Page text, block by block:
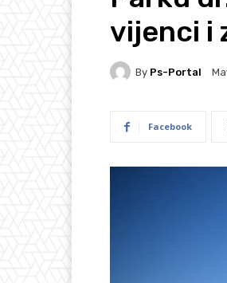
vijenci i
By Ps-Portal
Facebook